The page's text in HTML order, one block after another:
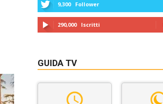
9,300 Follower
290,000 Iscritti
GUIDA TV